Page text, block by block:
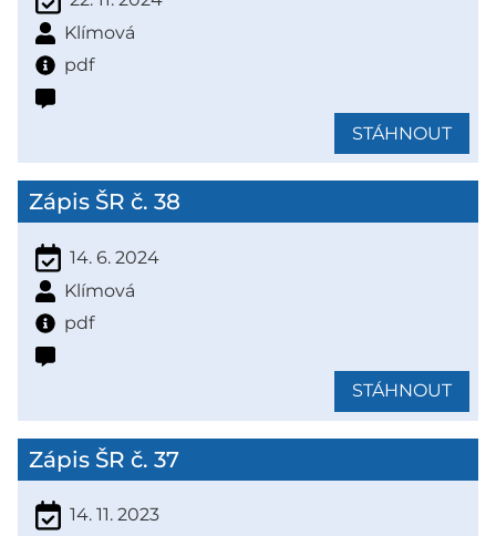
Klímová
pdf
STÁHNOUT
Zápis ŠR č. 38
14. 6. 2024
Klímová
pdf
STÁHNOUT
Zápis ŠR č. 37
14. 11. 2023